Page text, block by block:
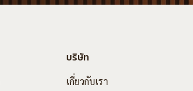
บริษัท
เกี่ยวกับเรา